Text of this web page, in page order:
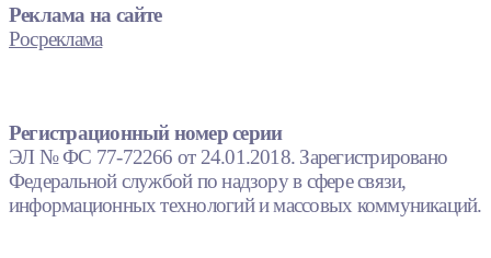
Реклама на сайте
Росреклама
Регистрационный номер серии
ЭЛ № ФС 77-72266 от 24.01.2018. Зарегистрировано
Федеральной службой по надзору в сфере связи,
информационных технологий и массовых коммуникаций.